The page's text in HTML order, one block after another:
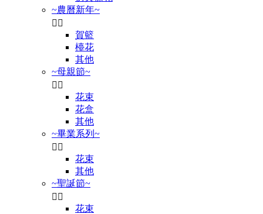
~農曆新年~
 
賀籃
檯花
其他
~母親節~
 
花束
花盒
其他
~畢業系列~
 
花束
其他
~聖誕節~
 
花束